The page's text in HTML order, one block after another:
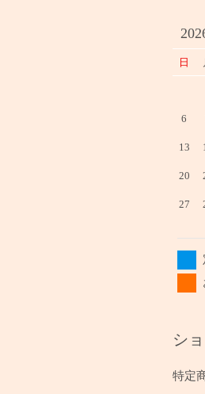
日
6
13
20
27
シ
特定